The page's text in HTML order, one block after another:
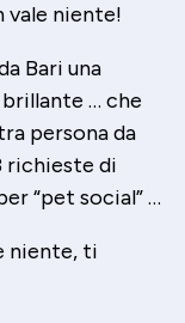
vale niente!
Bari una
… che
persona da
richieste di
“pet social” …
niente, ti